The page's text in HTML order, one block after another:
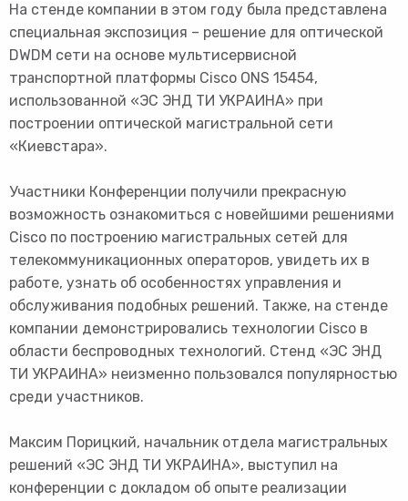
На стенде компании в этом году была представлена
специальная экспозиция – решение для оптической
DWDM сети на основе мультисервисной
транспортной платформы Cisco ONS 15454,
использованной «ЭС ЭНД ТИ УКРАИНА» при
построении оптической магистральной сети
«Киевстара».
Участники Конференции получили прекрасную
возможность ознакомиться с новейшими решениями
Cisco по построению магистральных сетей для
телекоммуникационных операторов, увидеть их в
работе, узнать об особенностях управления и
обслуживания подобных решений. Также, на стенде
компании демонстрировались технологии Cisco в
области беспроводных технологий. Стенд «ЭС ЭНД
ТИ УКРАИНА» неизменно пользовался популярностью
среди участников.
Максим Порицкий, начальник отдела магистральных
решений «ЭС ЭНД ТИ УКРАИНА», выступил на
конференции с докладом об опыте реализации